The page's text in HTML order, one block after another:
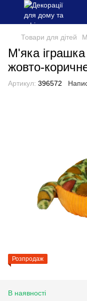
Товари для дітей
М'яка
жовто-
Артикул: 396572
Розпродаж
В наявності